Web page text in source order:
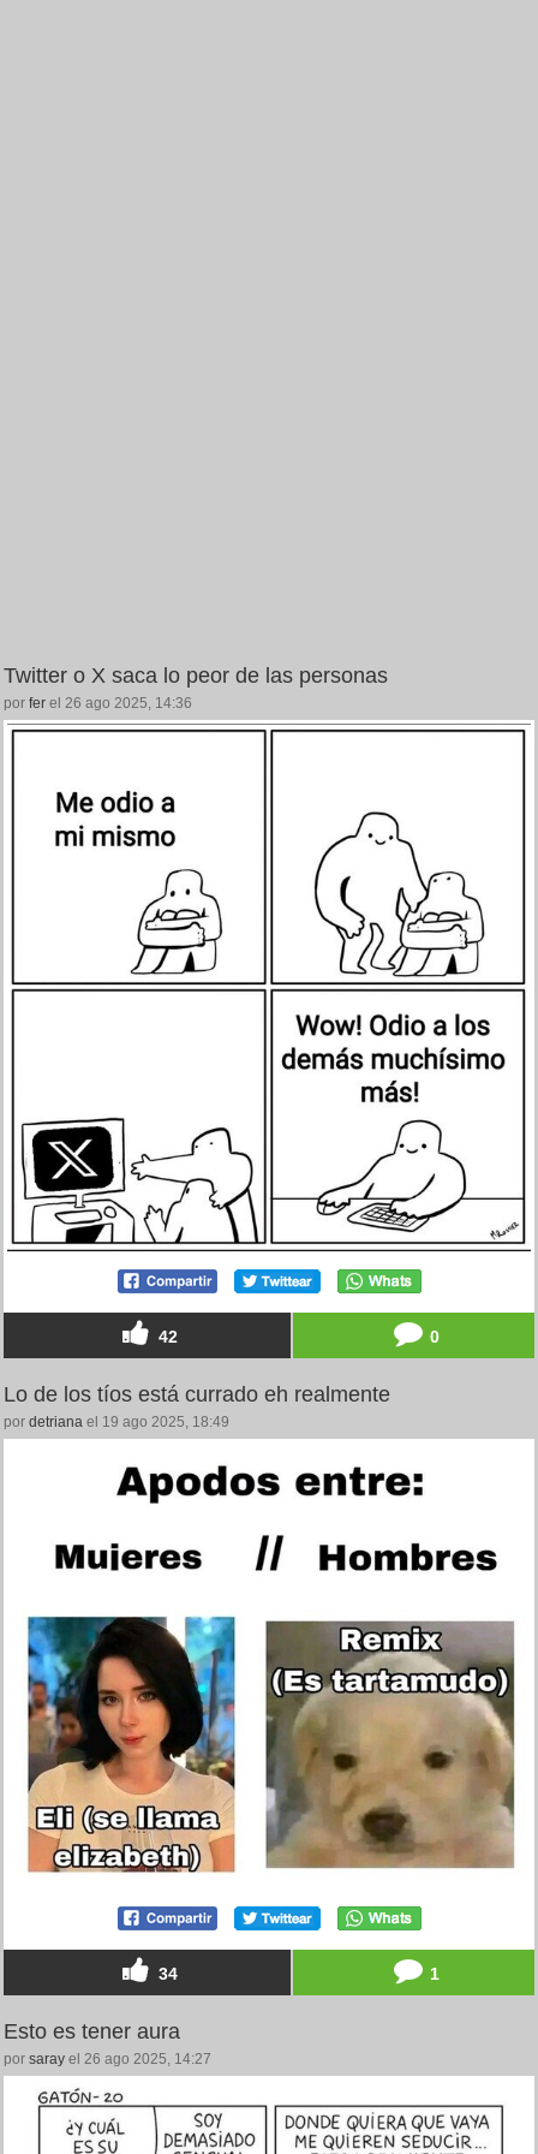
Twitter o X saca lo peor de las personas
por fer el 26 ago 2025, 14:36
42 0
Lo de los tíos está currado eh realmente
por detriana el 19 ago 2025, 18:49
34 1
Esto es tener aura
por saray el 26 ago 2025, 14:27